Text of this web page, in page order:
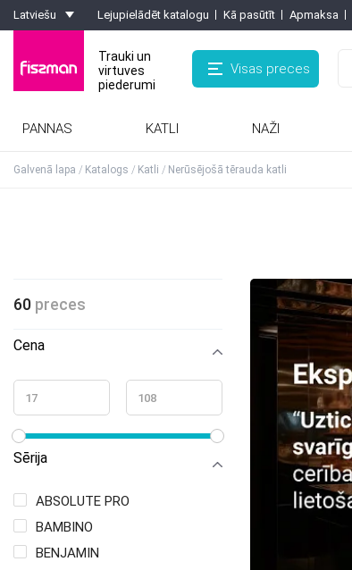
Latviešu Lejupielādēt katalogu Kā pasūtīt Apmaksa
Trauki un
virtuves
piederumi
Visas preces
PANNAS KATLI NAŽI
Galvenā lapa Katalogs Katli Nerūsējošā tērauda katli
60 preces
Cena
Sērija
ABSOLUTE PRO
BAMBINO
BENJAMIN